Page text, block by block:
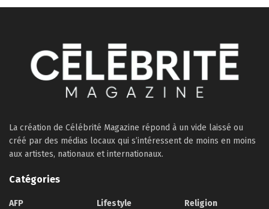
La création de Célébrité Magazine répond à un vide laissé ou
créé par des médias locaux qui s’intéressent de moins en moins
aux artistes, nationaux et internationaux.
Catégories
AFP
Lifestyle
Religion